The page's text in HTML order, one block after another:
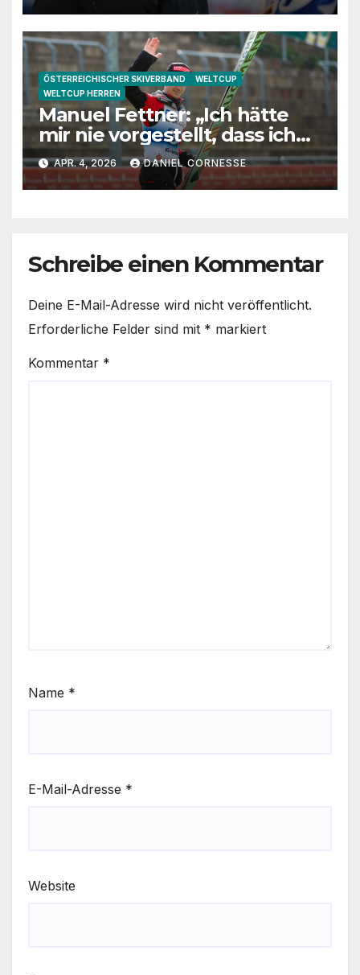
ÖSTERREICHISCHER SKIVERBAND
WELTCUP
WELTCUP HERREN
Manuel Fettner: „Ich hätte
mir nie vorgestellt, dass ich
so lange springe“
APR. 4, 2026 DANIEL CORNESSE
Schreibe einen Kommentar
Deine E-Mail-Adresse wird nicht veröffentlicht.
Erforderliche Felder sind mit * markiert
Kommentar *
Name *
E-Mail-Adresse *
Website